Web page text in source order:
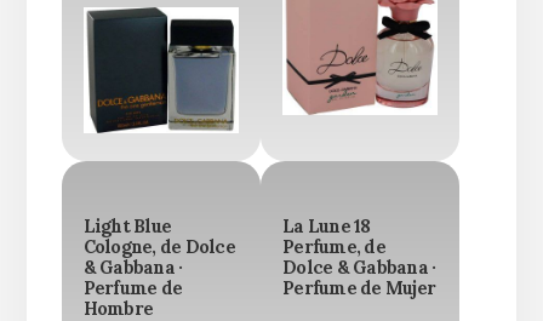
Light Blue
Cologne, de Dolce
& Gabbana ·
Perfume de
Hombre
La Lune 18
Perfume, de
Dolce & Gabbana ·
Perfume de Mujer